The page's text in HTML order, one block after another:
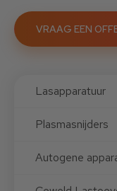
VRAAG EEN
Lasapparatuur
Plasmasnijders
Autogene